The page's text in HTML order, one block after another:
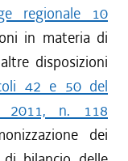
regionale 10
in materia di
disposizioni
42 e 50 del
2011, n. 118
dei